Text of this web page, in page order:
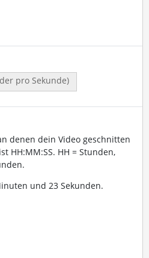
pro Sekunde)
denen dein Video geschnitten
HH:MM:SS. HH = Stunden,
und 23 Sekunden.